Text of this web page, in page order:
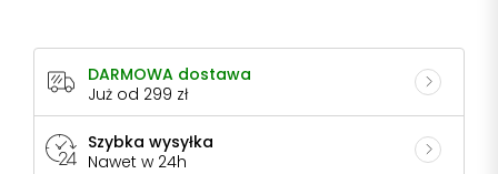
DARMOWA dostawa
Już od 299 zł
Szybka wysyłka
Nawet w 24h